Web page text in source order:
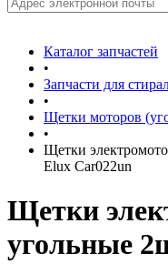
Каталог запчастей
•
Запчасти для
•
Щетки моторов
•
Щетки
Elux Car022un
Щетки
угольные